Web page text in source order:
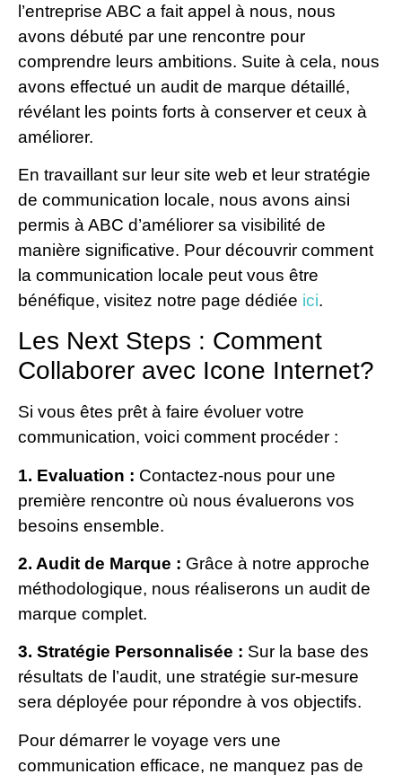
l’entreprise ABC a fait appel à nous, nous
avons débuté par une rencontre pour
comprendre leurs ambitions. Suite à cela, nous
avons effectué un audit de marque détaillé,
révélant les points forts à conserver et ceux à
améliorer.
En travaillant sur leur site web et leur stratégie
de communication locale, nous avons ainsi
permis à ABC d’améliorer sa visibilité de
manière significative. Pour découvrir comment
la communication locale peut vous être
bénéfique, visitez notre page dédiée ici.
Les Next Steps : Comment
Collaborer avec Icone Internet?
Si vous êtes prêt à faire évoluer votre
communication, voici comment procéder :
1. Evaluation : Contactez-nous pour une
première rencontre où nous évaluerons vos
besoins ensemble.
2. Audit de Marque : Grâce à notre approche
méthodologique, nous réaliserons un audit de
marque complet.
3. Stratégie Personnalisée : Sur la base des
résultats de l’audit, une stratégie sur-mesure
sera déployée pour répondre à vos objectifs.
Pour démarrer le voyage vers une
communication efficace, ne manquez pas de